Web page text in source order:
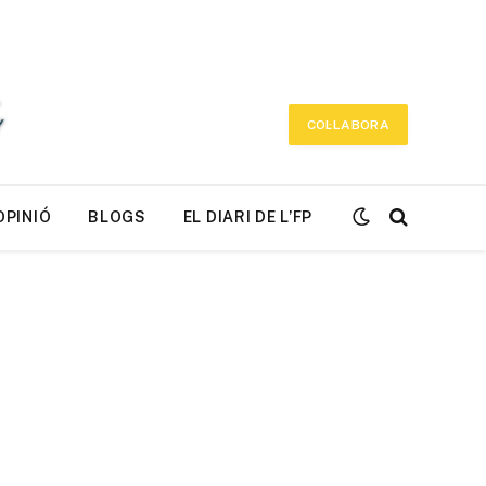
COL·LABORA
BLOGS EL DIARI DE L’FP